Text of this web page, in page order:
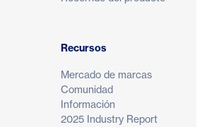
Recursos
Mercado de marcas
Comunidad
Información
2025 Industry Report